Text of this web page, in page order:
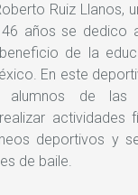
Ruiz Llanos,
46 años se dedico
de la
En este
alumnos de las
actividades
deportivos y
de baile.